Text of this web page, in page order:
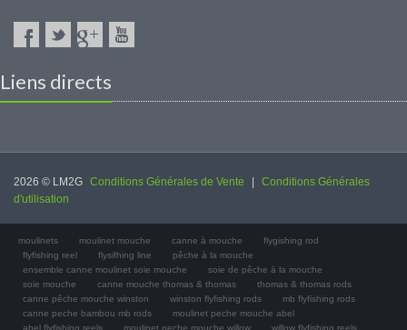
Liens directs
2026 © LM2G Conditions Générales de Vente
Conditions Générales
d'utilisation
moulinets moulinet mouche canne à mouche
flygishing rod
flyfishing reel
flysifhing line
pêche à la mouche
ensemble canne moulinet soie mouche
soie de pêche à la mouche
soie mouche
canne mouche thomas & thomas
thomas & thomas rods
canne pêche mouche winston
winston flyfishing rods
mb flyfishing rods
canne peche bambou mb rods
moulinet peche mouche abel
abel flyfishing reels
moulinet peche mouche willow
willow flyfishing reels